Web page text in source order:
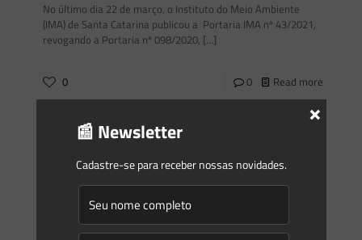
No último dia 22 de março, o Instituto do Meio Ambiente
(IMA) de Santa Catarina publicou a Portaria IMA nº 43/2021,
revogando a Portaria nº 098/2020, […]
0 0 Read more
Saes Advogados on
23/03/2021
Newsletter Saes Advogados – 152 | Florestal
Informativo 152Março/2021 Newsletter Florestal Estimados
leitores, Na Newsletter desta semana abordamos temas
relacionados ao setor Florestal. Inicialmente, o artigo “A
imprescindível função ambiental das Áreas de Preservação
📰 Newsletter
Cadastre-se para receber nossas novidades.
×